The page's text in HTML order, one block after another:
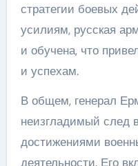
стратегии боевых
усилиям, русская
и обучена, что
и успехам.
В общем, генерал
неизгладимый след
достижениями
деятельности. Его